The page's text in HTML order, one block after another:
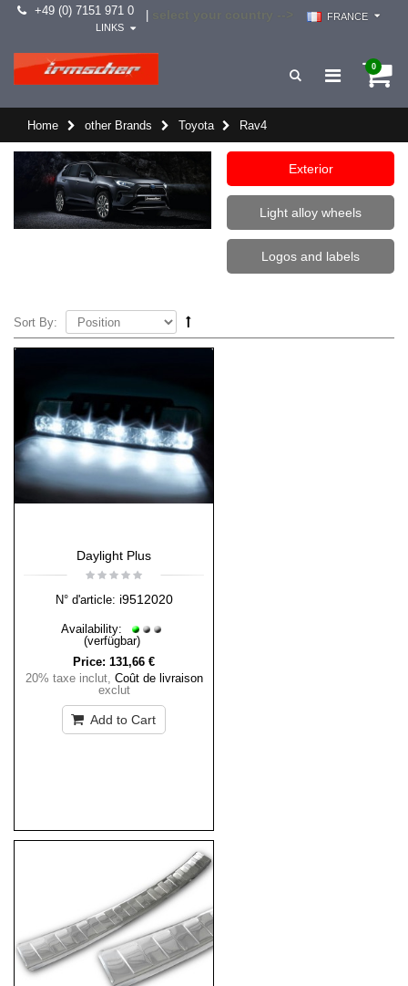
+49 (0) 7151 971 0
FRANCE
LINKS
0
Home other Brands Toyota Rav4
Exterior
Light alloy wheels
Logos and labels
Sort By:
Daylight Plus
N° d'article: i9512020
Availability:
(verfügbar)
Price: 131,66 €
20% taxe inclut, Coût de livraison
exclut
Add to Cart